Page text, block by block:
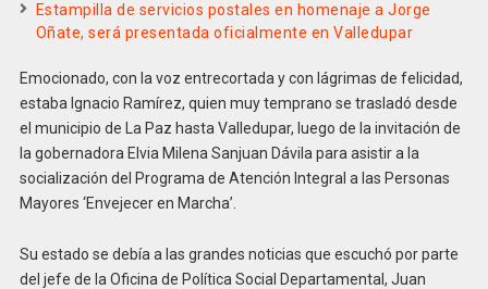
Estampilla de servicios postales en homenaje a Jorge
Oñate, será presentada oficialmente en Valledupar
Emocionado, con la voz entrecortada y con lágrimas de felicidad,
estaba Ignacio Ramírez, quien muy temprano se trasladó desde
el municipio de La Paz hasta Valledupar, luego de la invitación de
la gobernadora Elvia Milena Sanjuan Dávila para asistir a la
socialización del Programa de Atención Integral a las Personas
Mayores ‘Envejecer en Marcha’.
Su estado se debía a las grandes noticias que escuchó por parte
del jefe de la Oficina de Política Social Departamental, Juan